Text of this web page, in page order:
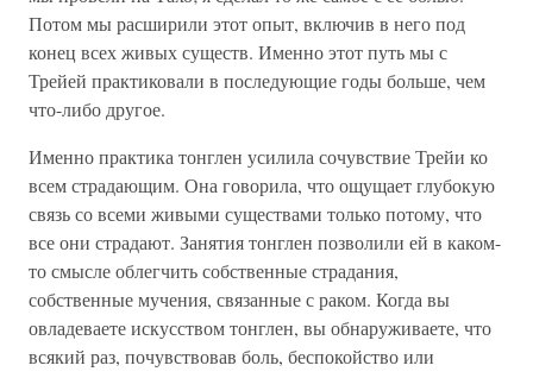
Потом мы расширили этот опыт, включив в него под
конец всех живых существ. Именно этот путь мы с
Трейей практиковали в последующие годы больше, чем
что-либо другое.
Именно практика тонглен усилила сочувствие Трейи ко
всем страдающим. Она говорила, что ощущает глубокую
связь со всеми живыми существами только потому, что
все они страдают. Занятия тонглен позволили ей в каком-
то смысле облегчить собственные страдания,
собственные мучения, связанные с раком. Когда вы
овладеваете искусством тонглен, вы обнаруживаете, что
всякий раз, почувствовав боль, беспокойство или